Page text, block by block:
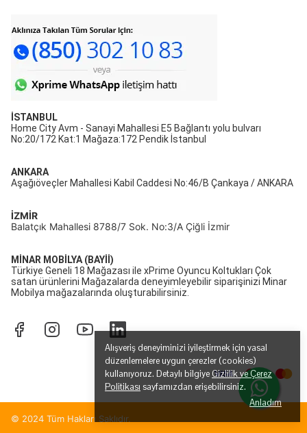
Alışveriş deneyiminizi iyileştirmek için yasal
düzenlemelere uygun çerezler (cookies)
kullanıyoruz. Detaylı bilgiye Gizlilik ve Çerez
Politikası sayfamızdan erişebilirsiniz.
Anladım
İSTANBUL
Home City Avm - Sanayi Mahallesi E5 Bağlantı yolu bulvarı
No:20/172 Kat:1 Mağaza:172 Pendik İstanbul
ANKARA
Aşağıöveçler Mahallesi Kabil Caddesi No:46/B Çankaya / ANKARA
İZMİR
Balatçık Mahallesi 8788/7 Sok. No:3/A Çiğli İzmir
MİNAR MOBİLYA (BAYİİ)
Türkiye Geneli 18 Mağazası ile xPrime Oyuncu Koltukları Çok
satan ürünlerini Mağazalarda deneyimleyebilir siparişinizi Minar
Mobilya mağazalarında oluşturabilirsiniz.
© 2024 Tüm Hakları Saklıdır.